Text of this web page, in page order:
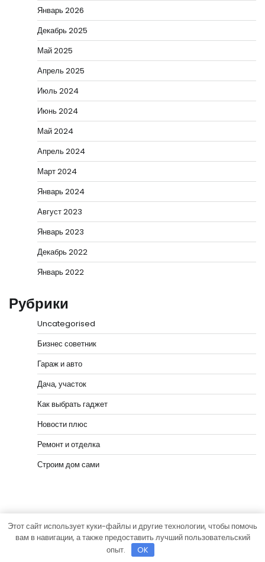
Январь 2026
Декабрь 2025
Май 2025
Апрель 2025
Июль 2024
Июнь 2024
Май 2024
Апрель 2024
Март 2024
Январь 2024
Август 2023
Январь 2023
Декабрь 2022
Январь 2022
Рубрики
Uncategorised
Бизнес советник
Гараж и авто
Дача, участок
Как выбрать гаджет
Новости плюс
Ремонт и отделка
Строим дом сами
Copyright © 2026Мастера РемонтаТема News Bank
Этот сайт использует куки-файлы и другие технологии, чтобы помочь
вам в навигации, а также предоставить лучший пользовательский
опыт.
OK